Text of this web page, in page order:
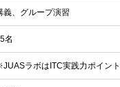
義、グループ演習
名
ラボはITC実践力ポイン